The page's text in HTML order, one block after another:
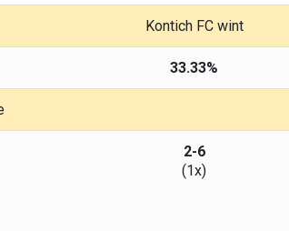
Kontich FC wint
33.33%
2-6
(1x)